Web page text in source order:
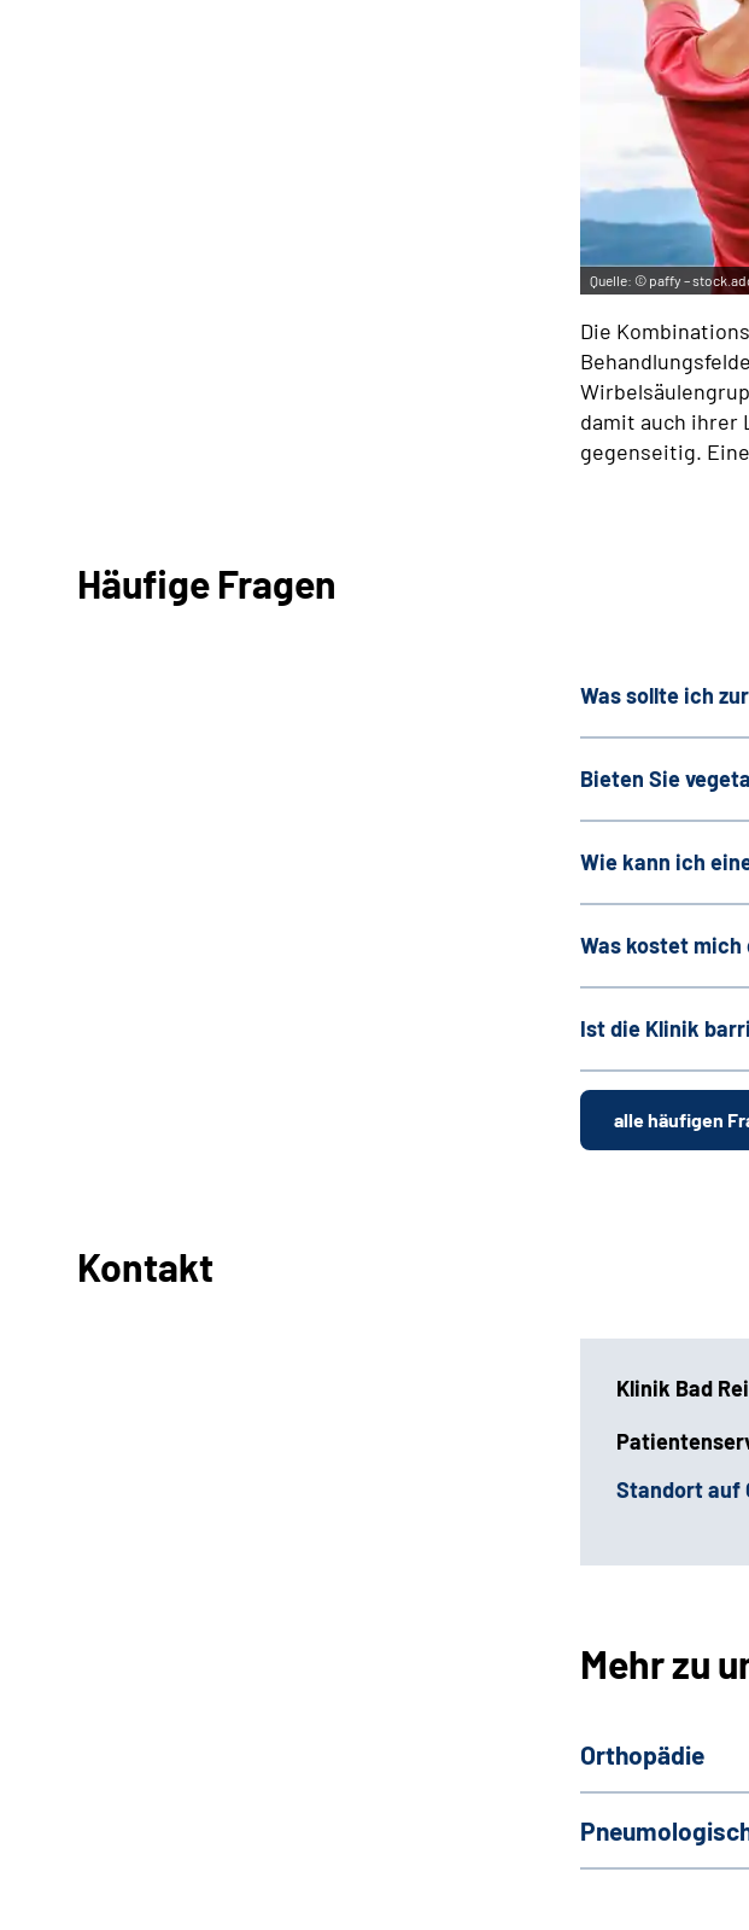
Quelle: © paffy –
Die
damit auch ihrer
gegenseitig.
Häufige Fragen
Was sollte ich
Bieten Sie
Wie kann ich
Was kostet mich
Ist die Klinik
alle häufigen
Kontakt
Klinik Bad
Standort auf
Mehr zu
Orthopädie